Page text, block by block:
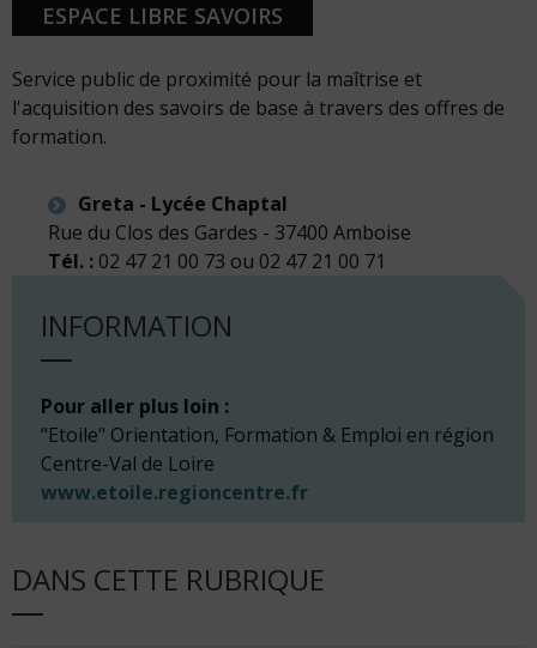
ESPACE LIBRE SAVOIRS
Service public de proximité pour la maîtrise et
l'acquisition des savoirs de base à travers des offres de
formation.
Greta - Lycée Chaptal
Rue du Clos des Gardes - 37400 Amboise
Tél. : 02 47 21 00 73 ou 02 47 21 00 71
INFORMATION
Pour aller plus loin :
"Etoile" Orientation, Formation & Emploi en région
Centre-Val de Loire
www.etoile.regioncentre.fr
DANS CETTE RUBRIQUE